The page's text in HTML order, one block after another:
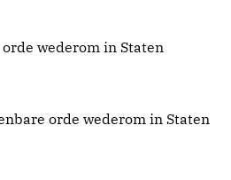
wederom in Staten
orde wederom in Staten